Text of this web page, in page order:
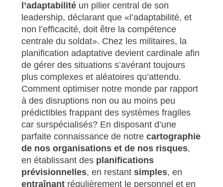
l’adaptabilitéun pilier central de son
leadership, déclarant que «l’adaptabilité, et
non l’efficacité, doit être la compétence
centrale du soldat». Chez les militaires, la
planification adaptative devient cardinale afin
de gérer des situations s’avérant toujours
plus complexes et aléatoires qu’attendu.
Comment optimiser notre monde par rapport
à des disruptions non ou au moins peu
prédictibles frappant des systèmes fragiles
car surspécialisés? En disposant d’une
parfaite connaissance de notre cartographie
de nos organisations et de nos risques,
en établissant des planifications
prévisionnelles, en restant simples, en
entraînantrégulièrement le personnel et en